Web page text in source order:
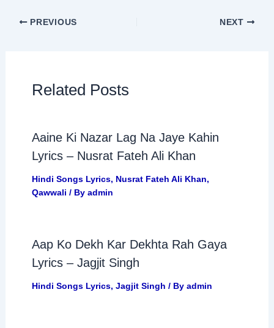
PREVIOUS NEXT
Related Posts
Aaine Ki Nazar Lag Na Jaye Kahin
Lyrics – Nusrat Fateh Ali Khan
Hindi Songs Lyrics, Nusrat Fateh Ali Khan,
Qawwali / By admin
Aap Ko Dekh Kar Dekhta Rah Gaya
Lyrics – Jagjit Singh
Hindi Songs Lyrics, Jagjit Singh / By admin